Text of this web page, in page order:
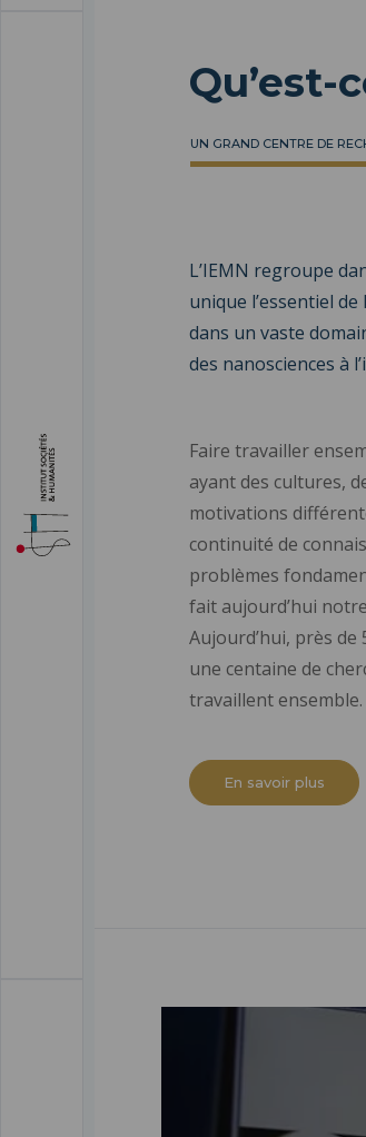
Qu’est-
UN GRAND CENTRE DE
L’IEMN regroupe
unique l’essentiel
dans un vaste
des nanosciences à
Faire travailler
ayant des cultures,
motivations
continuité de
problèmes
fait aujourd’hui
Aujourd’hui, près
une centaine de
travaillent ensemble.
En savoir plus